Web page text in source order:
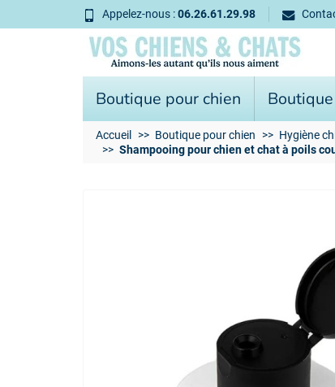
Appelez-nous :06.26.61.29.98
Boutique pour chien
Accueil Boutique pour chien Hygiène
Shampooing pour chien et chat à poils